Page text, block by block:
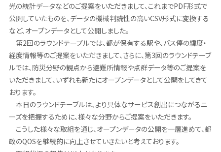
光の統計データなどのご提案をいただきまして、これまでPDF形式で
公開していたものを、データの機械判読性の高いCSV形式に変換する
など、オープンデータとして公開しました。
第2回のラウンドテープルでは、都が保有する駅や、バス停の緯度・
経度情報等のご提案をいただきまして、さらに、第3回のラウンドテーブ
ルでは、防災分野の観点から避難所情報や点群データ等のご提案を
いただきまして、いずれも新たにオープンデータとして公開をしてきて
おります。
本日のラウンドテーブルは、より具体なサービス創出につながるニ
ーズを把握するために、様々な分野からご提案をいただきます。
こうした様々な取組を通じ、オープンデータの公開を一層進めて、都
政のQOSを継続的に向上させていきたいと考えております。